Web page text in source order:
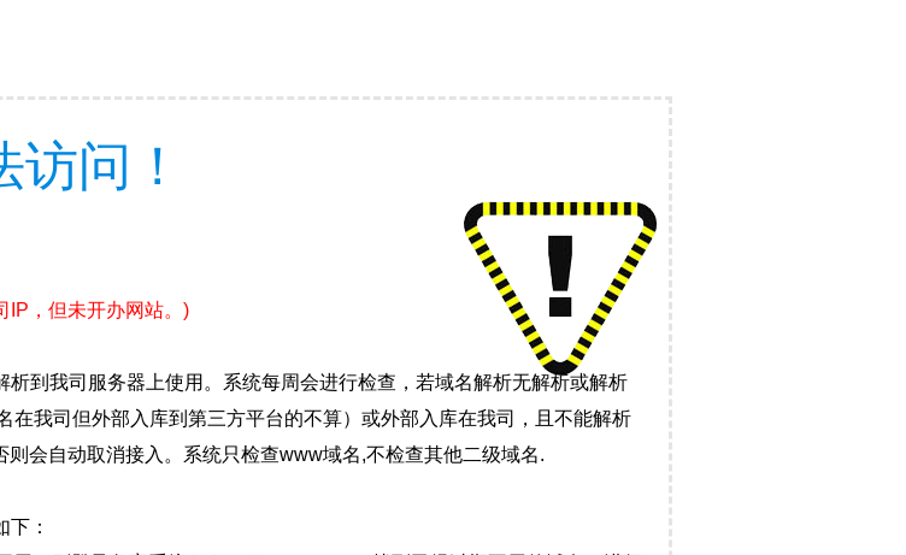
问！
IP，但未开办网站。)
到我司服务器上使用。系统每周会进行检查，若域名解析无解析或解析
我司但外部入库到第三方平台的不算）或外部入库在我司，且不能解析
会自动取消接入。系统只检查www域名,不检查其他二级域名.
：